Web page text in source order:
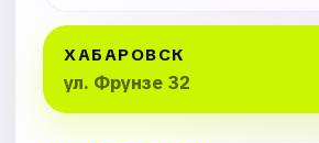
ХАБАРОВСК
ул. Фрунзе 32